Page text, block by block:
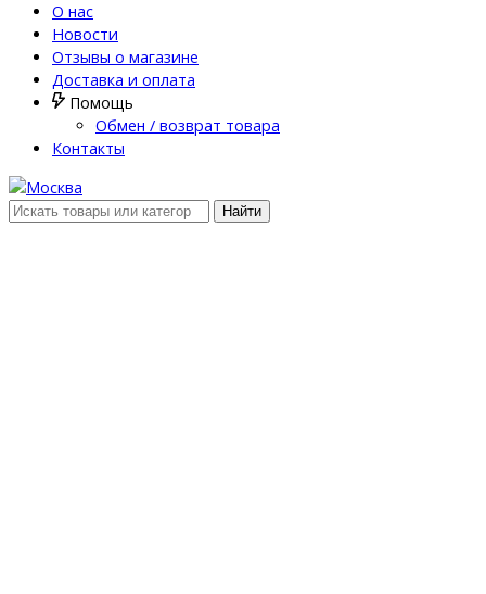
О нас
Новости
Отзывы о магазине
Доставка и оплата
Помощь
Обмен / возврат товара
Контакты
Найти